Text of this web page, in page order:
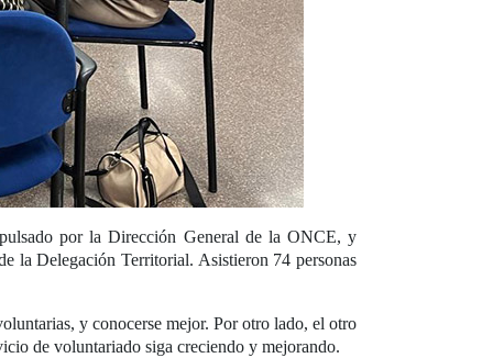
por la Dirección General de la ONCE, y
la Delegación Territorial. Asistieron 74 personas
y conocerse mejor. Por otro lado, el otro
de voluntariado siga creciendo y mejorando.